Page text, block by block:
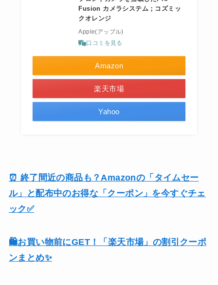
Fusion カメラシステム；コズミッ
クオレンジ
Apple(アップル)
口コミを見る
Amazon
楽天市場
Yahoo
⏰ 終了間近の商品も？Amazonの「タイムセー
ル」と配布中のお得な「クーポン」を今すぐチェ
ック✅
🛍️お買い物前にGET！「楽天市場」の割引クーポ
ンまとめ✨